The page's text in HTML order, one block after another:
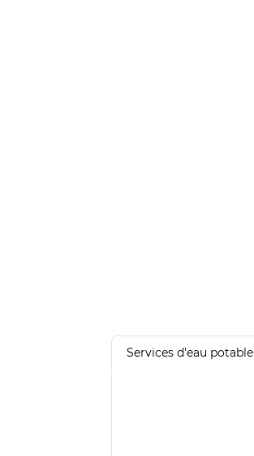
Services d'eau potable